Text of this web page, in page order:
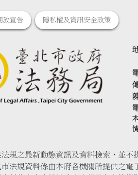
放宣告 隱私權及資訊安全政策
規之最新動態資訊及資料檢索，並
法規資料係由本府各機關所提供之